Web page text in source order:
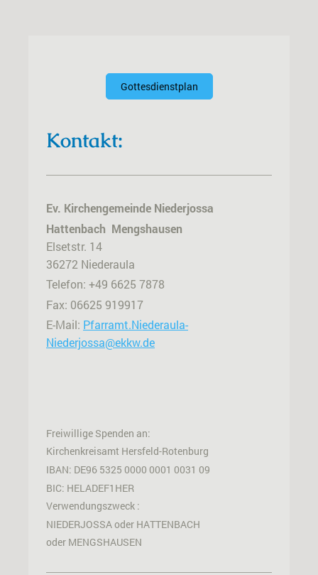
Gottesdienstplan
Kontakt:
Ev. Kirchengemeinde Niederjossa
Hattenbach Mengshausen
Elsetstr. 14
36272 Niederaula
Telefon: +49 6625 7878
Fax: 06625 919917
E-Mail: Pfarramt.Niederaula-
Niederjossa@ekkw.de
Freiwillige Spenden an:
Kirchenkreisamt Hersfeld-Rotenburg
IBAN: DE96 5325 0000 0001 0031 09
BIC: HELADEF1HER
Verwendungszweck :
NIEDERJOSSA oder HATTENBACH
oder MENGSHAUSEN